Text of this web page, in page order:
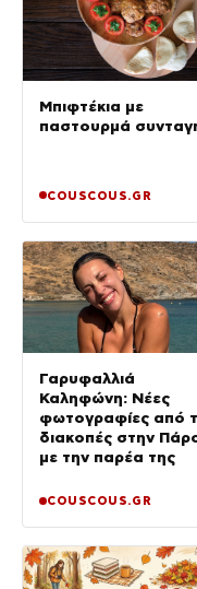
Μπιφτέκια με
παστουρμά
COUSCOUS.GR
Γαρυφαλλιά
Καληφώνη: Νέες
φωτογραφίες από
διακοπές στην
με την παρέα της
COUSCOUS.GR